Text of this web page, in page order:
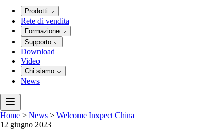
Prodotti
Rete di vendita
Formazione
Supporto
Download
Video
Chi siamo
News
Home > News > Welcome Inxpect China
12 giugno 2023